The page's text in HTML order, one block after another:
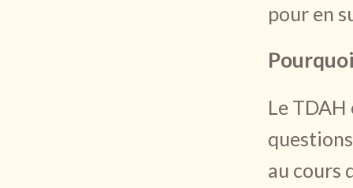
pour en
Le
au cours